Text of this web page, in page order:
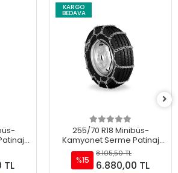
TL
KARGO
BEDAVA
255/70 R18 Minibüs-
Kamyonet Serme Patinaj
Zinciri - M220
%15
8.105,50 TL
6.880,00 TL